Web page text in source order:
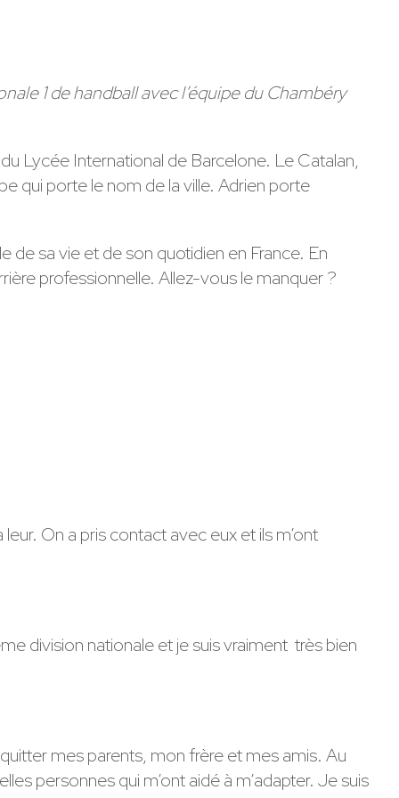
1 de handball avec l’équipe du Chambéry
Lycée International de Barcelone. Le Catalan,
qui porte le nom de la ville. Adrien porte
de sa vie et de son quotidien en France. En
professionnelle. Allez-vous le manquer ?
On a pris contact avec eux et ils m’ont
division nationale et je suis vraiment très bien
quitter mes parents, mon frère et mes amis. Au
personnes qui m’ont aidé à m’adapter. Je suis